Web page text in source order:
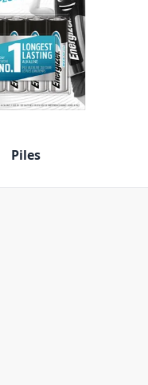
Piles